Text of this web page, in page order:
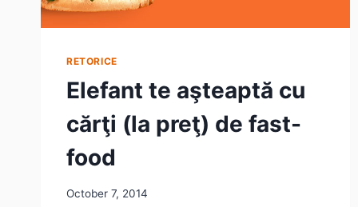
RETORICE
Elefant te aşteaptă cu
cărţi (la preţ) de fast-
food
October 7, 2014